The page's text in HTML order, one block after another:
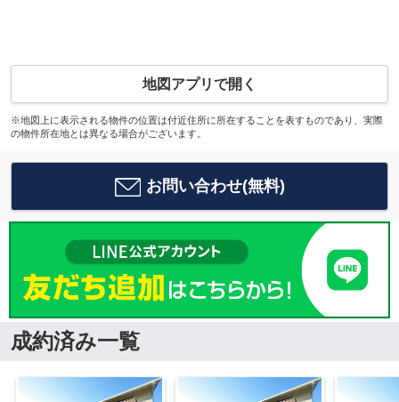
地図アプリで開く
※地図上に表示される物件の位置は付近住所に所在することを表すものであり、実際
の物件所在地とは異なる場合がございます。
お問い合わせ(無料)
成約済み一覧